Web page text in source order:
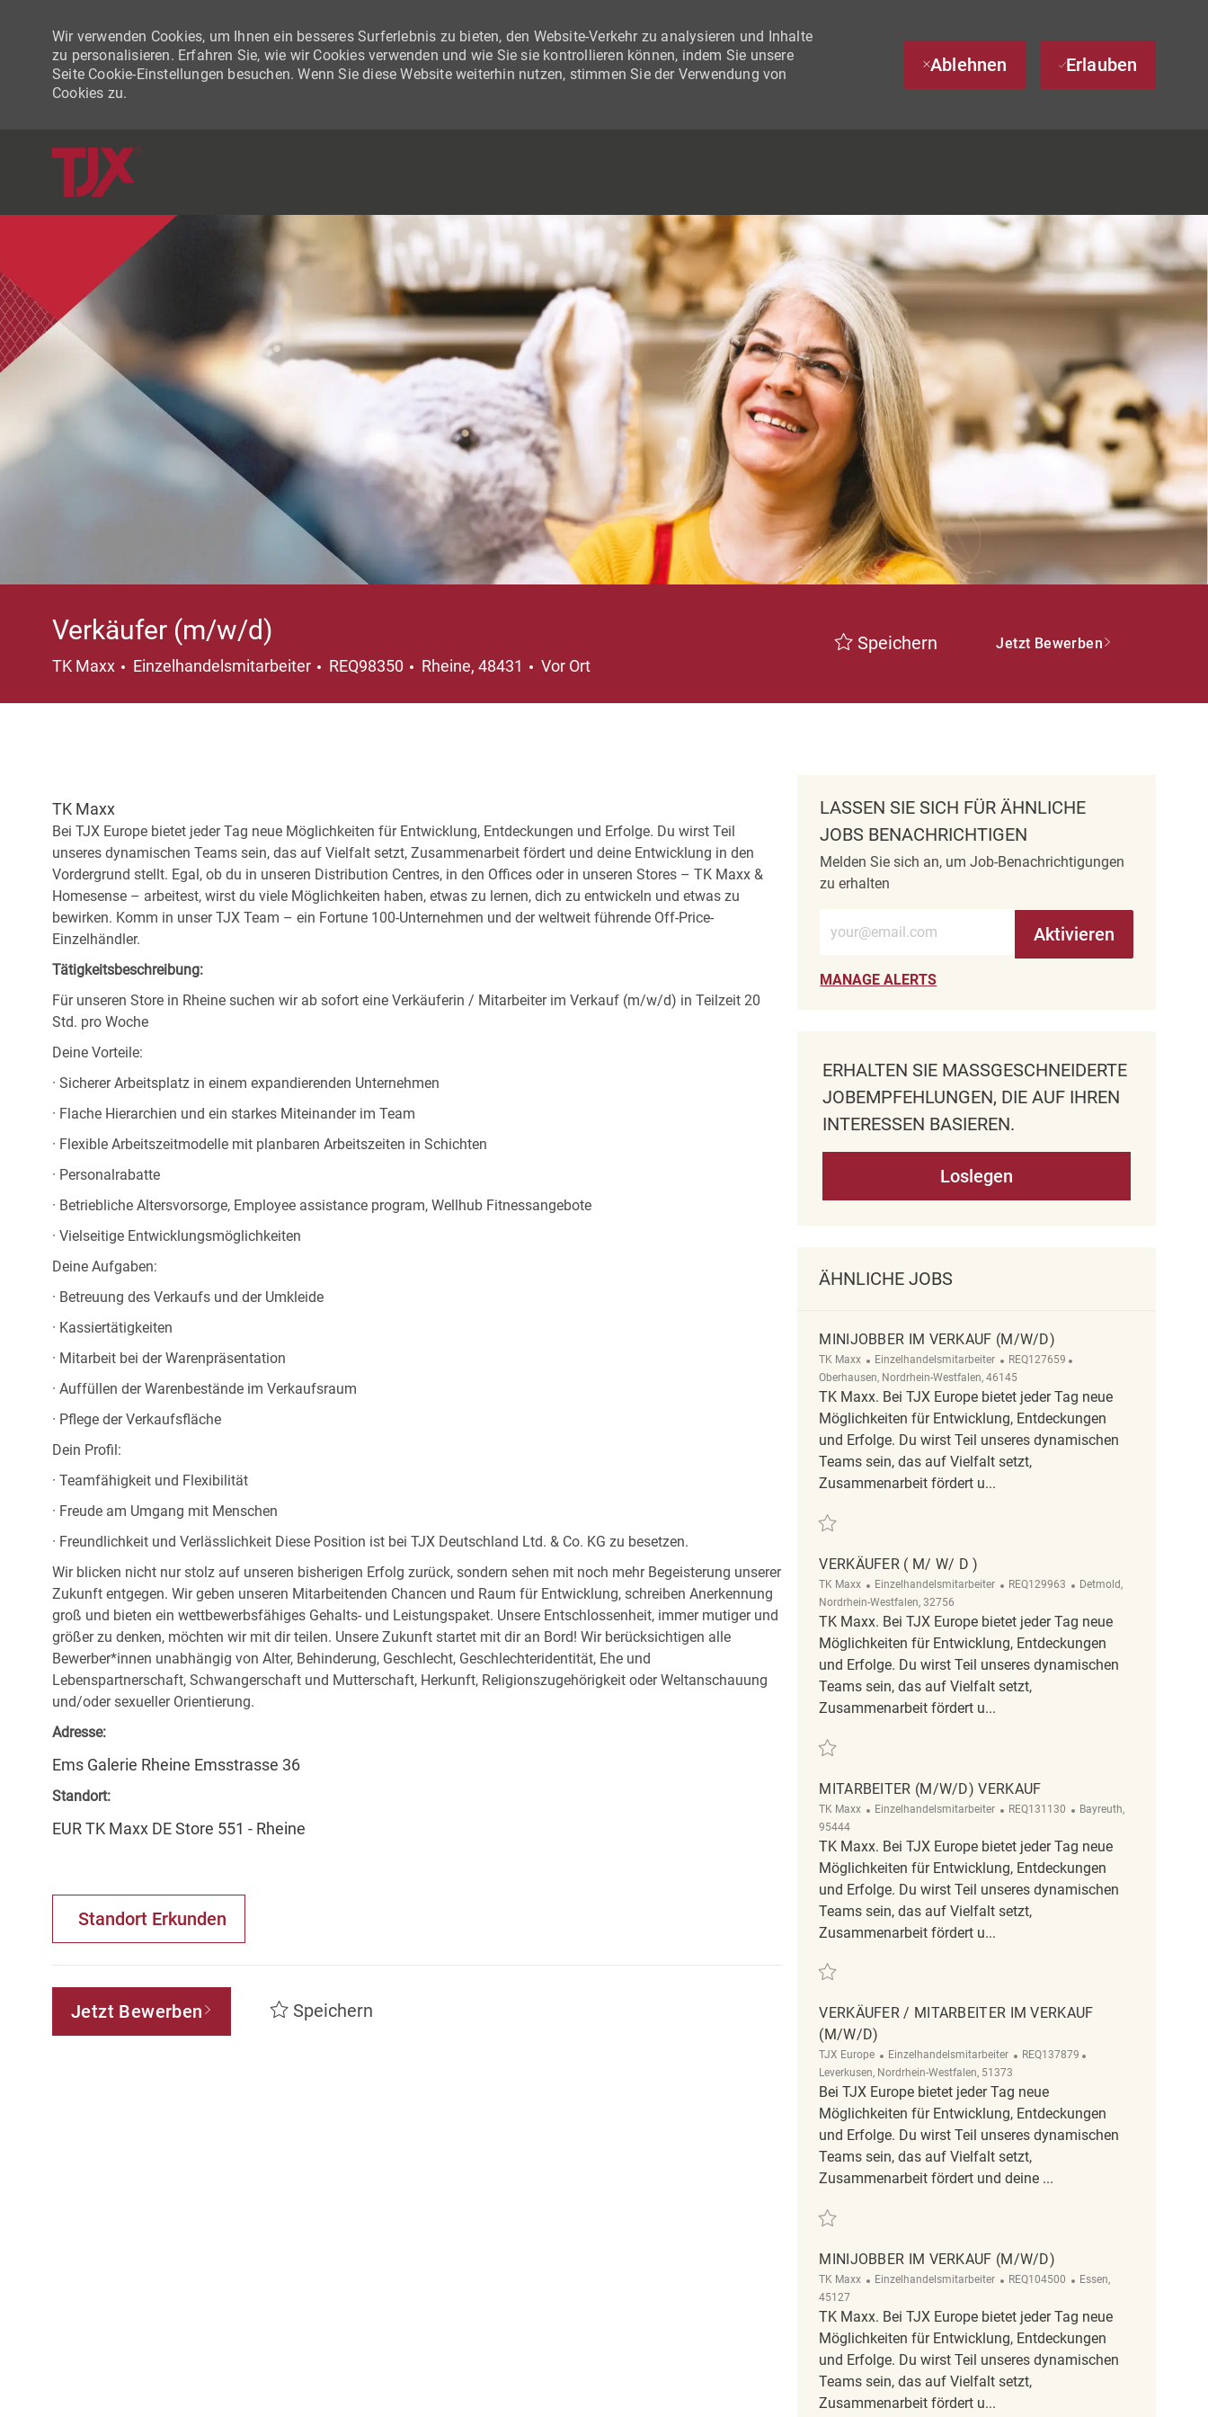
Wir verwenden Cookies, um Ihnen ein besseres Surferlebnis zu bieten, den Website-Verkehr zu analysieren und Inhalte
zu personalisieren. Erfahren Sie, wie wir Cookies verwenden und wie Sie sie kontrollieren können, indem Sie unsere
Seite Cookie-Einstellungen besuchen. Wenn Sie diese Website weiterhin nutzen, stimmen Sie der Verwendung von
Cookies zu.
Ablehnen Erlauben
Verkäufer (m/w/d)
TK Maxx Kategorie
Einzelhandelsmitarbeiter REQ98350 Ort
Rheine, 48431 Vor Ort
Speichern Jetzt Bewerben
TK Maxx
Bei TJX Europe bietet jeder Tag neue Möglichkeiten für Entwicklung, Entdeckungen und Erfolge. Du wirst Teil
unseres dynamischen Teams sein, das auf Vielfalt setzt, Zusammenarbeit fördert und deine Entwicklung in den
Vordergrund stellt. Egal, ob du in unseren Distribution Centres, in den Offices oder in unseren Stores – TK Maxx &
Homesense – arbeitest, wirst du viele Möglichkeiten haben, etwas zu lernen, dich zu entwickeln und etwas zu
bewirken. Komm in unser TJX Team – ein Fortune 100-Unternehmen und der weltweit führende Off-Price-
Einzelhändler.
Tätigkeitsbeschreibung:
Für unseren Store in Rheine suchen wir ab sofort eine Verkäuferin / Mitarbeiter im Verkauf (m/w/d) in Teilzeit 20
Std. pro Woche
Deine Vorteile:
· Sicherer Arbeitsplatz in einem expandierenden Unternehmen
· Flache Hierarchien und ein starkes Miteinander im Team
· Flexible Arbeitszeitmodelle mit planbaren Arbeitszeiten in Schichten
· Personalrabatte
· Betriebliche Altersvorsorge, Employee assistance program, Wellhub Fitnessangebote
· Vielseitige Entwicklungsmöglichkeiten
Deine Aufgaben:
· Betreuung des Verkaufs und der Umkleide
· Kassiertätigkeiten
· Mitarbeit bei der Warenpräsentation
· Auffüllen der Warenbestände im Verkaufsraum
· Pflege der Verkaufsfläche
Dein Profil:
· Teamfähigkeit und Flexibilität
· Freude am Umgang mit Menschen
· Freundlichkeit und Verlässlichkeit Diese Position ist bei TJX Deutschland Ltd. & Co. KG zu besetzen.
Wir blicken nicht nur stolz auf unseren bisherigen Erfolg zurück, sondern sehen mit noch mehr Begeisterung unserer
Zukunft entgegen. Wir geben unseren Mitarbeitenden Chancen und Raum für Entwicklung, schreiben Anerkennung
groß und bieten ein wettbewerbsfähiges Gehalts- und Leistungspaket. Unsere Entschlossenheit, immer mutiger und
größer zu denken, möchten wir mit dir teilen. Unsere Zukunft startet mit dir an Bord! Wir berücksichtigen alle
Bewerber*innen unabhängig von Alter, Behinderung, Geschlecht, Geschlechteridentität, Ehe und
Lebenspartnerschaft, Schwangerschaft und Mutterschaft, Herkunft, Religionszugehörigkeit oder Weltanschauung
und/oder sexueller Orientierung.
Adresse:
Ems Galerie Rheine Emsstrasse 36
Standort:
EUR TK Maxx DE Store 551 - Rheine
Standort Erkunden
Jetzt Bewerben Speichern
LASSEN SIE SICH FÜR ÄHNLICHE
JOBS BENACHRICHTIGEN
Melden Sie sich an, um Job-Benachrichtigungen
zu erhalten
E-Mail-Adresse eingeben (erforderlich)
Aktivieren
MANAGE ALERTS
ERHALTEN SIE MASSGESCHNEIDERTE J
OBEMPFEHLUNGEN, DIE AUF IHREN I
NTERESSEN BASIEREN.
Loslegen
ÄHNLICHE JOBS
MINIJOBBER IM VERKAUF (M/W/D)
TK Maxx Kategorie
Einzelhandelsmitarbeiter ReqId
REQ127659
Oberhausen, Nordrhein-Westfalen, 46145
TK Maxx. Bei TJX Europe bietet jeder Tag neue
Möglichkeiten für Entwicklung, Entdeckungen
und Erfolge. Du wirst Teil unseres dynamischen
Teams sein, das auf Vielfalt setzt,
Zusammenarbeit fördert u...
Retten Minijobber im Verkauf (m/w/d) REQ127659
VERKÄUFER ( M/ W/ D )
TK Maxx Kategorie
Einzelhandelsmitarbeiter ReqId
REQ129963 Ort
Detmold,
Nordrhein-Westfalen, 32756
TK Maxx. Bei TJX Europe bietet jeder Tag neue
Möglichkeiten für Entwicklung, Entdeckungen
und Erfolge. Du wirst Teil unseres dynamischen
Teams sein, das auf Vielfalt setzt,
Zusammenarbeit fördert u...
MITARBEITER (M/W/D) VERKAUF
TK Maxx Kategorie
Einzelhandelsmitarbeiter ReqId
REQ131130 Ort
Bayreuth,
95444
TK Maxx. Bei TJX Europe bietet jeder Tag neue
Möglichkeiten für Entwicklung, Entdeckungen
und Erfolge. Du wirst Teil unseres dynamischen
Teams sein, das auf Vielfalt setzt,
Zusammenarbeit fördert u...
Retten Mitarbeiter (m/w/d) Verkauf REQ131130
VERKÄUFER / MITARBEITER IM VERKAUF
(M/W/D)
TJX Europe Kategorie
Einzelhandelsmitarbeiter ReqId
REQ137879
Leverkusen, Nordrhein-Westfalen, 51373
Bei TJX Europe bietet jeder Tag neue
Möglichkeiten für Entwicklung, Entdeckungen
und Erfolge. Du wirst Teil unseres dynamischen
Teams sein, das auf Vielfalt setzt,
Zusammenarbeit fördert und deine ...
Retten Verkäufer / Mitarbeiter im Verkauf (m/w/d) REQ137879
MINIJOBBER IM VERKAUF (M/W/D)
TK Maxx Kategorie
Einzelhandelsmitarbeiter ReqId
REQ104500 Ort
Essen,
45127
TK Maxx. Bei TJX Europe bietet jeder Tag neue
Möglichkeiten für Entwicklung, Entdeckungen
und Erfolge. Du wirst Teil unseres dynamischen
Teams sein, das auf Vielfalt setzt,
Zusammenarbeit fördert u...